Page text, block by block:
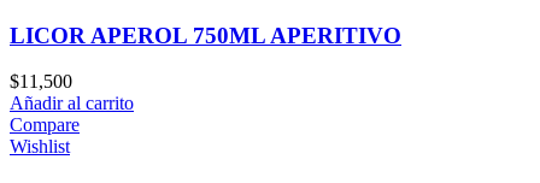
LICOR APEROL 750ML APERITIVO
$11,500
Añadir al carrito
Compare
Wishlist